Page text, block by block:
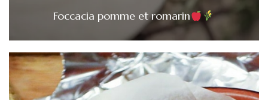
Foccacia pomme et romarin